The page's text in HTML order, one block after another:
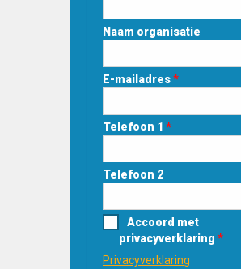
Naam organisatie
E-mailadres*
Telefoon 1 *
Telefoon 2
Accoord met
privacyverklaring *
Privacyverklaring